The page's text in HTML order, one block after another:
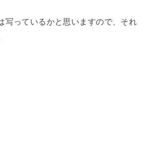
写っているかと思いますので、それ